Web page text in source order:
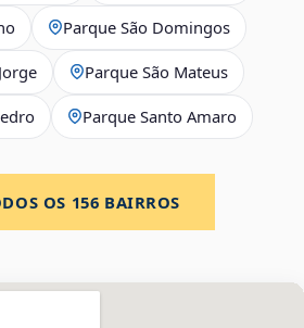
Parque São Domingos
Parque São Mateus
Parque Santo Amaro
OS 156 BAIRROS